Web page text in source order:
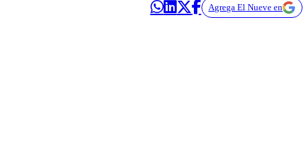
Agrega El Nueve en